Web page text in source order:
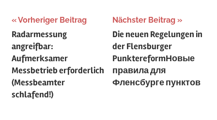
Beitragsnavigation
Vorheriger Beitrag
Radarmessung
angreifbar:
Aufmerksamer
Messbetrieb erforderlich
(Messbeamter
schlafend!)
Nächster Beitrag
Die neuen Regelungen in
der Flensburger
PunktereformНовые
правила для
Фленсбурге пунктов